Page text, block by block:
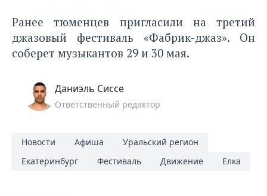
Ранее тюменцев пригласили на третий
джазовый фестиваль «Фабрик-джаз». Он
соберет музыкантов 29 и 30 мая.
Даниэль Сиссе
Ответственный редактор
Новости Афиша
Уральский регион
Екатеринбург
Фестиваль Движение Елка